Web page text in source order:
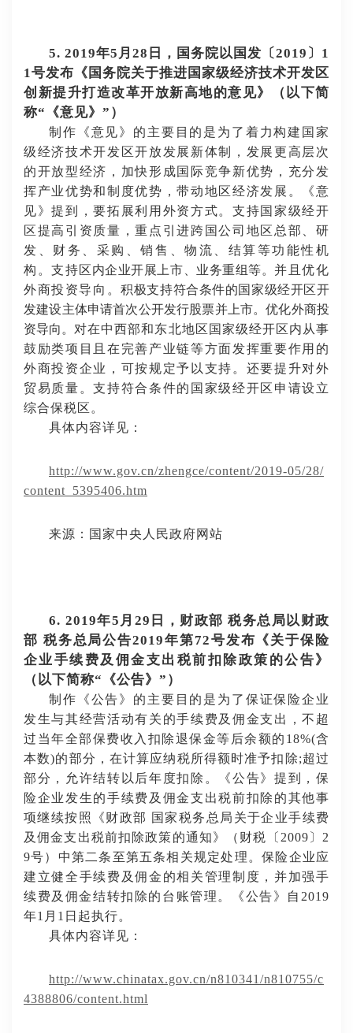
5. 2019年5月28日，国务院以国发〔2019〕1
1号发布《国务院关于推进国家级经济技术开发区
创新提升打造改革开放新高地的意见》（以下简
称“《意见》”）
制作《意见》的主要目的是为了着力构建国家
级经济技术开发区开放发展新体制，发展更高层次
的开放型经济，加快形成国际竞争新优势，充分发
挥产业优势和制度优势，带动地区经济发展。《意
见》提到，要拓展利用外资方式。支持国家级经开
区提高引资质量，重点引进跨国公司地区总部、研
发、财务、采购、销售、物流、结算等功能性机
构。支持区内企业开展上市、业务重组等。并且优化
外商投资导向。积极支持符合条件的国家级经开区开
发建设主体申请首次公开发行股票并上市。优化外商投
资导向。 对在中西部和东北地区国家级经开区内从事
鼓励类项目且在完善产业链等方面发挥重要作用的
外商投资企业，可按规定予以支持。还要提升对外
贸易质量。支持符合条件的国家级经开区申请设立
综合保税区。
具体内容详见：
http://www.gov.cn/zhengce/content/2019-05/28/
content_5395406.htm
来源：国家中央人民政府网站
6. 2019年5月29日，财政部 税务总局以财政
部 税务总局公告2019年第72号发布《关于保险
企业手续费及佣金支出税前扣除政策的公告》
（以下简称“《公告》”）
制作《公告》的主要目的是为了保证保险企业
发生与其经营活动有关的手续费及佣金支出，不超
过当年全部保费收入扣除退保金等后余额的 18%(含
本数)的部分，在计算应纳税所得额时准予扣除;超过
部分，允许结转以后年度扣除。《公告》提到，保
险企业发生的手续费及佣金支出税前扣除的其他事
项继续按照《财政部 国家税务总局关于企业手续费
及佣金支出税前扣除政策的通知》（财税〔2009〕2
9号）中第二条至第五条相关规定处理。保险企业应
建立健全手续费及佣金的相关管理制度，并加强手
续费及佣金结转扣除的台账管理。《公告》自2019
年1月1日起执行。
具体内容详见：
http://www.chinatax.gov.cn/n810341/n810755/c
4388806/content.html